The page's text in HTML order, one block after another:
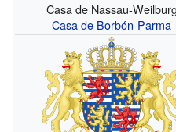
Casa de Nassau-Weilburg
Casa de Borbón-Parma